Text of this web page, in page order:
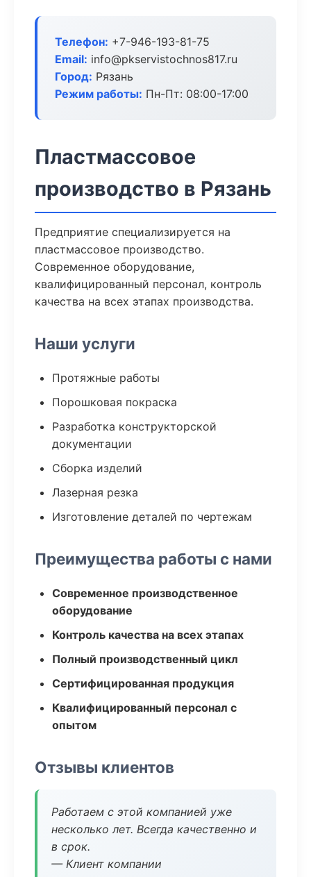
Телефон: +7-946-193-81-75
Email: info@pkservistochnos817.ru
Город: Рязань
Режим работы: Пн-Пт: 08:00-17:00
Пластмассовое
производство в Рязань
Предприятие специализируется на
пластмассовое производство.
Современное оборудование,
квалифицированный персонал, контроль
качества на всех этапах производства.
Наши услуги
Протяжные работы
Порошковая покраска
Разработка конструкторской
документации
Сборка изделий
Лазерная резка
Изготовление деталей по чертежам
Преимущества работы с нами
Современное производственное
оборудование
Контроль качества на всех этапах
Полный производственный цикл
Сертифицированная продукция
Квалифицированный персонал с
опытом
Отзывы клиентов
Работаем с этой компанией уже
несколько лет. Всегда качественно и
в срок.
— Клиент компании